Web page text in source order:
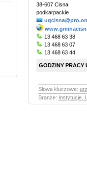
38-607 Cisna
podkarpackie
13 468 63 38
13 468 63 07
13 468 63 44
GODZINY PRACY
Słowa kluczowe:
Branże: Instytucje,